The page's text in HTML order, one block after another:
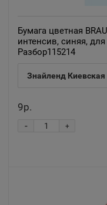
Бумага цветная
интенсив, синяя,
Разбор115214
Знайленд Киевская
9р.
+
-